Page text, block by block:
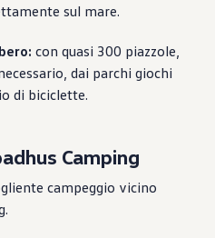
sul mare.
con quasi 300 piazzole,
dai parchi giochi
di biciclette.
Camping
campeggio vicino